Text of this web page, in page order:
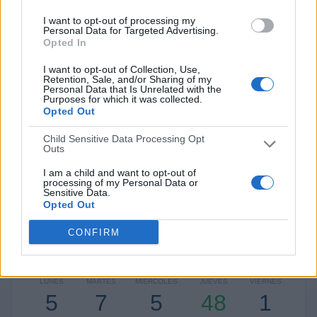
I want to opt-out of processing my
Personal Data for Targeted Advertising.
Opted In
I want to opt-out of Collection, Use,
Retention, Sale, and/or Sharing of my
Personal Data that Is Unrelated with the
Purposes for which it was collected.
Opted Out
Child Sensitive Data Processing Opt
Outs
I am a child and want to opt-out of
processing of my Personal Data or
Sensitive Data.
Opted Out
CONFIRM
PAOK FC
3 (4,11%)
Ver ranking completo
RANKING POR COMPETICIONES
Europa League
Champions League
12 (16,44%)
Conference League
8 (10,96%)
LUNES
5
MARTES
7
MIÉRCOLES
5
JUEVES
48
VIERNES
1